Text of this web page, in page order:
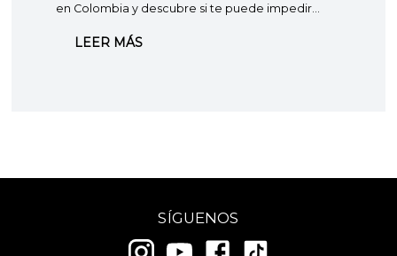
en Colombia y descubre si te puede impedir
LEER MÁS
SÍGUENOS